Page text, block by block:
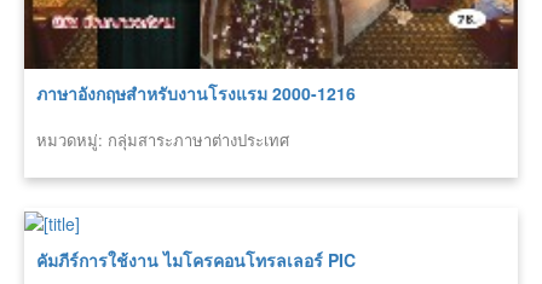
ภาษาอังกฤษสำหรับงานโรงแรม 2000-1216
หมวดหมู่: กลุ่มสาระภาษาต่างประเทศ
คัมภีร์การใช้งาน ไมโครคอนโทรลเลอร์ PIC